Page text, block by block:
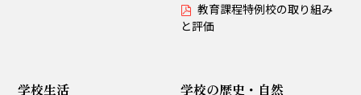
学校の歌
昔の大泉小
教育課程特例校の取り組み
と評価
学校生活 学校の歴史・自然